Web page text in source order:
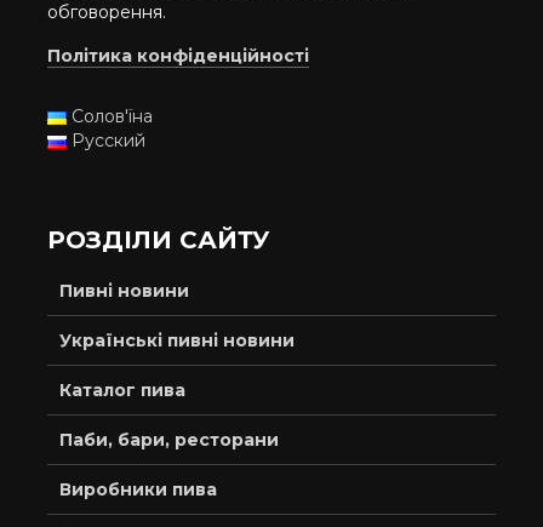
обговорення.
Політика конфіденційності
Солов'їна
Русский
РОЗДІЛИ САЙТУ
Пивні новини
Українські пивні новини
Каталог пива
Паби, бари, ресторани
Виробники пива